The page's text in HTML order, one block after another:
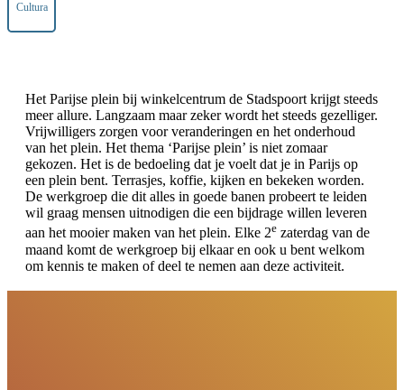
Cultura
Het Parijse plein bij winkelcentrum de Stadspoort krijgt steeds
meer allure. Langzaam maar zeker wordt het steeds gezelliger.
Vrijwilligers zorgen voor veranderingen en het onderhoud
van het plein. Het thema ‘Parijse plein’ is niet zomaar
gekozen. Het is de bedoeling dat je voelt dat je in Parijs op
een plein bent. Terrasjes, koffie, kijken en bekeken worden.
De werkgroep die dit alles in goede banen probeert te leiden
wil graag mensen uitnodigen die een bijdrage willen leveren
aan het mooier maken van het plein. Elke 2ezaterdag van de
maand komt de werkgroep bij elkaar en ook u bent welkom
om kennis te maken of deel te nemen aan deze activiteit.